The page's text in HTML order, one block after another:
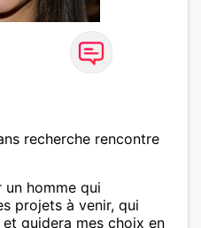
recherche rencontre
homme qui
projets à venir, qui
guidera mes choix en